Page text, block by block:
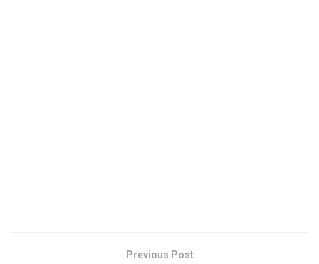
Previous Post